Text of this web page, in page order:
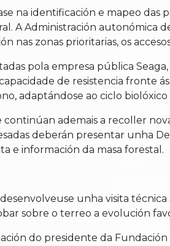
na identificación e mapeo das
A Administración autonómica
nas zonas prioritarias, os
pola empresa pública
de resistencia fronte
adaptándose ao ciclo
continúan ademais a recoller
deberán presentar unha
e información da masa forestal.
unha visita
sobre o terreo a evolución
do presidente da